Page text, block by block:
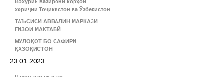
Вохӯрии вазирони корҳои
хориҷии Тоҷикистон ва Ӯзбекистон
ТАЪСИСИ АВВАЛИН МАРКАЗИ
ҒИЗОИ МАКТАБӢ
МУЛОҚОТ БО САФИРИ
ҚАЗОҚИСТОН
23.01.2023